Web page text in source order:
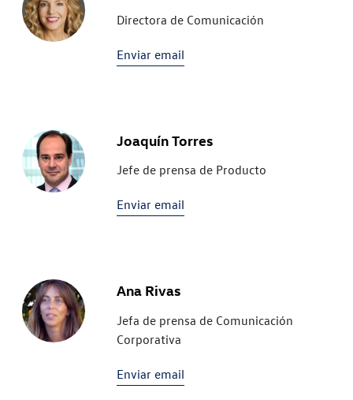
Directora de Comunicación
Enviar email
Joaquín Torres
Jefe de prensa de Producto
Enviar email
Ana Rivas
Jefa de prensa de Comunicación
Corporativa
Enviar email